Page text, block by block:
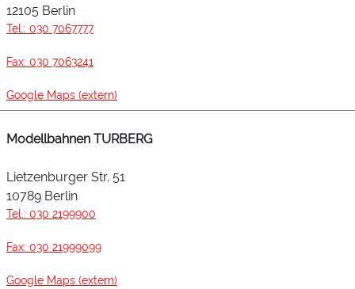
12105 Berlin
Tel.: 030 7067777
Fax: 030 7063241
Google Maps (extern)
Modellbahnen TURBERG
Lietzenburger Str. 51
10789 Berlin
Tel.: 030 2199900
Fax: 030 21999099
Google Maps (extern)